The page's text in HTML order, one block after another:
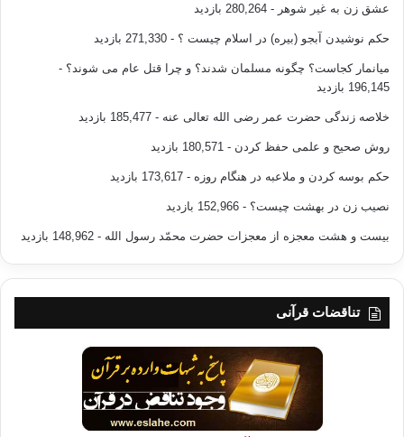
عشق زن به غیر شوهر - 280,264 بازدید
حکم نوشیدن آبجو (بیره) در اسلام چیست ؟ - 271,330 بازدید
میانمار کجاست؟ چگونه مسلمان شدند؟ و چرا قتل عام می شوند؟ -
196,145 بازدید
خلاصه زندگی حضرت عمر رضی الله تعالی عنه - 185,477 بازدید
روش صحیح و علمی حفظ کردن - 180,571 بازدید
حکم بوسه کردن و ملاعبه در هنگام روزه - 173,617 بازدید
نصیب زن در بهشت چیست؟ - 152,966 بازدید
بیست و هشت معجزه از معجزات حضرت محمّد رسول الله - 148,962 بازدید
تناقضات قرآنی